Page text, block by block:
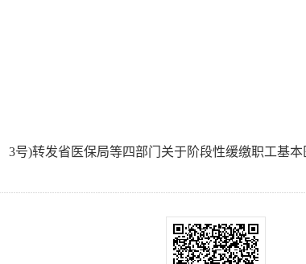
3号)转发省医保局等四部门关于阶段性缓缴职工基